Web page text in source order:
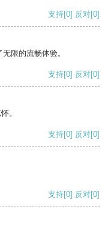
支持[0] 反对[0]
限的流畅体验。
支持[0] 反对[0]
。
支持[0] 反对[0]
支持[0] 反对[0]